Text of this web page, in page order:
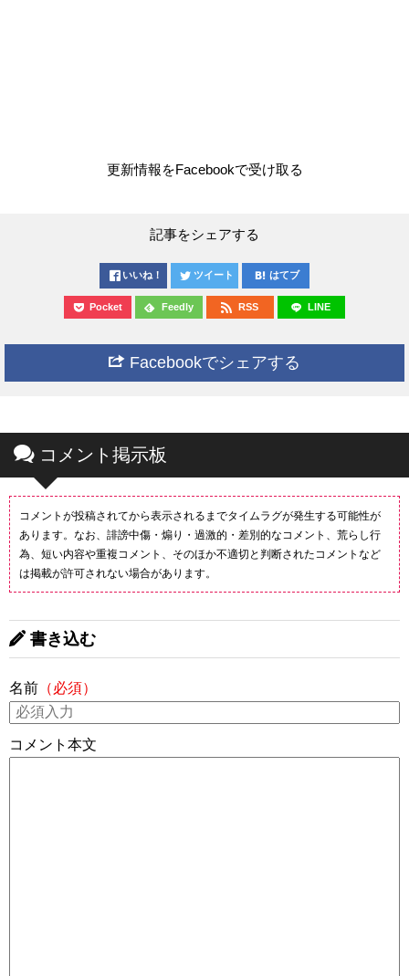
更新情報をFacebookで受け取る
記事をシェアする
いいね！ ツイート はてブ
Pocket Feedly RSS LINE
Facebookでシェアする
コメント掲示板
コメントが投稿されてから表示されるまでタイムラグが発生する可能性が
あります。なお、誹謗中傷・煽り・過激的・差別的なコメント、荒らし行
為、短い内容や重複コメント、そのほか不適切と判断されたコメントなど
は掲載が許可されない場合があります。
書き込む
名前 （必須）
コメント本文